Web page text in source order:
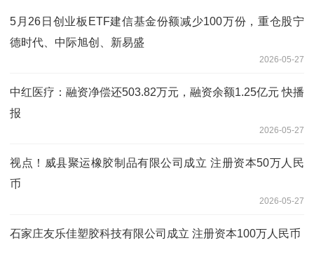
5月26日创业板ETF建信基金份额减少100万份，重仓股宁
德时代、中际旭创、新易盛
2026-05-27
中红医疗：融资净偿还503.82万元，融资余额1.25亿元 快播
报
2026-05-27
视点！威县聚运橡胶制品有限公司成立 注册资本50万人民
币
2026-05-27
石家庄友乐佳塑胶科技有限公司成立 注册资本100万人民币